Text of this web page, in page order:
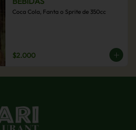
Coca Cola, Fanta o Sprite de 350cc
$2.000